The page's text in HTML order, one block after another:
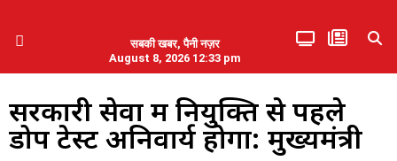
सबकी खबर, पैनी नज़र
August 8, 2026 12:33 pm
सरकारी सेवा में नियुक्ति से पहले
डोप टेस्ट अनिवार्य होगा: मुख्यमंत्री